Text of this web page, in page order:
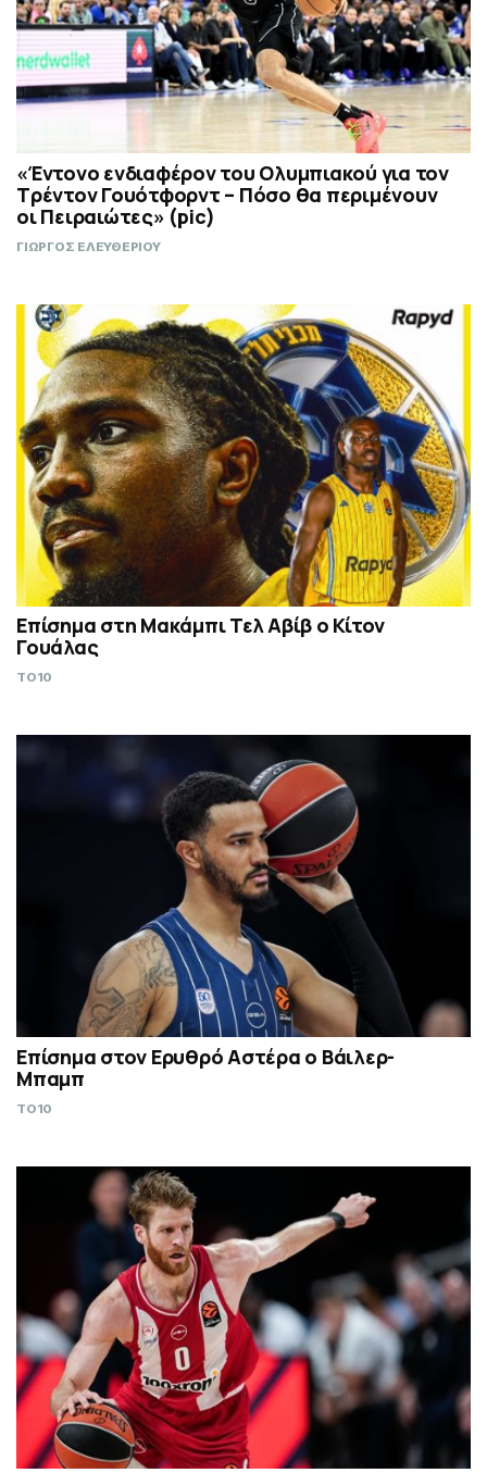
«Έντονο ενδιαφέρον του Ολυμπιακού για τον
Τρέντον Γουότφορντ – Πόσο θα περιμένουν
οι Πειραιώτες» (pic)
ΓΙΩΡΓΟΣ ΕΛΕΥΘΕΡΙΟΥ
Επίσημα στη Μακάμπι Τελ Αβίβ ο Κίτον
Γουάλας
TO10
Επίσημα στον Ερυθρό Αστέρα ο Βάιλερ-
Μπαμπ
TO10